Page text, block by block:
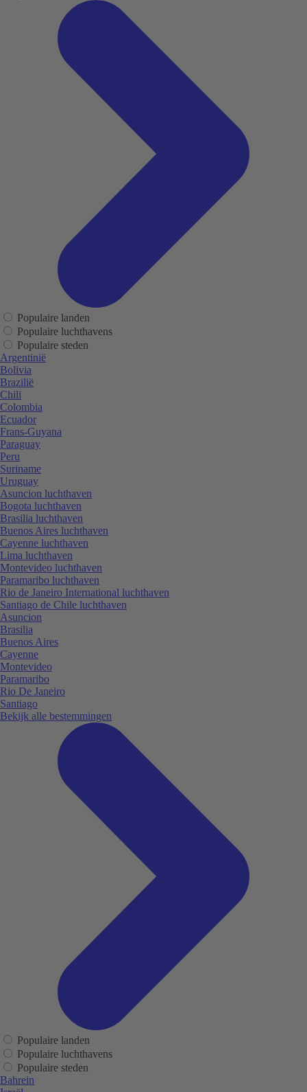
Populaire landen
Populaire luchthavens
Populaire steden
Argentinië
Bolivia
Brazilië
Chili
Colombia
Ecuador
Frans-Guyana
Paraguay
Peru
Suriname
Uruguay
Asuncion luchthaven
Bogota luchthaven
Brasilia luchthaven
Buenos Aires luchthaven
Cayenne luchthaven
Lima luchthaven
Montevideo luchthaven
Paramaribo luchthaven
Rio de Janeiro International luchthaven
Santiago de Chile luchthaven
Asuncion
Brasilia
Buenos Aires
Cayenne
Montevideo
Paramaribo
Rio De Janeiro
Santiago
Bekijk alle bestemmingen
Populaire landen
Populaire luchthavens
Populaire steden
Bahrein